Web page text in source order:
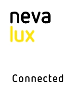
Connected